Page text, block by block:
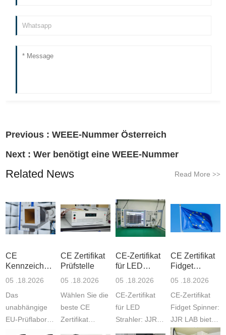
Previous :WEEE-Nummer Österreich
Next :Wer benötigt eine WEEE-Nummer
Related News Read More >>
CE
Kennzeichnung
RoHS
05 .18.2026
Das
unabhängige
EU-Prüflabor
CE Zertifikat
Prüfstelle
05 .18.2026
Wählen Sie die
beste CE
Zertifikat
CE-Zertifikat
für LED
Strahler
05 .18.2026
CE-Zertifikat
für LED
Strahler: JJR
CE Zertifikat
Fidget
Spinner
05 .18.2026
CE-Zertifikat
Fidget Spinner:
JJR LAB bietet
EU-Tests inkl.